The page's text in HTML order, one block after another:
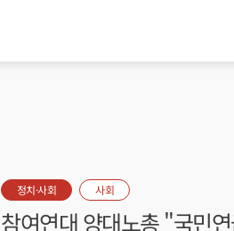
정치·사회 사회
참여연대 양대노총 "국민